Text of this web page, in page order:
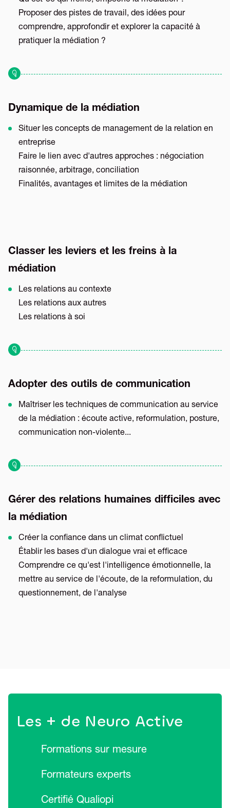
Proposer des pistes de travail, des idées pour
comprendre, approfondir et explorer la capacité à
pratiquer la médiation ?
Dynamique de la médiation
Situer les concepts de management de la relation en
entreprise
Faire le lien avec d'autres approches : négociation
raisonnée, arbitrage, conciliation
Finalités, avantages et limites de la médiation
Classer les leviers et les freins à la
médiation
Les relations au contexte
Les relations aux autres
Les relations à soi
Adopter des outils de communication
Maîtriser les techniques de communication au service
de la médiation : écoute active, reformulation, posture,
communication non-violente...
Gérer des relations humaines difficiles avec
la médiation
Créer la confiance dans un climat conflictuel
Établir les bases d'un dialogue vrai et efficace
Comprendre ce qu'est l'intelligence émotionnelle, la
mettre au service de l'écoute, de la reformulation, du
questionnement, de l'analyse
Les + de Neuro Active
Formations sur mesure
Formateurs experts
Certifié Qualiopi